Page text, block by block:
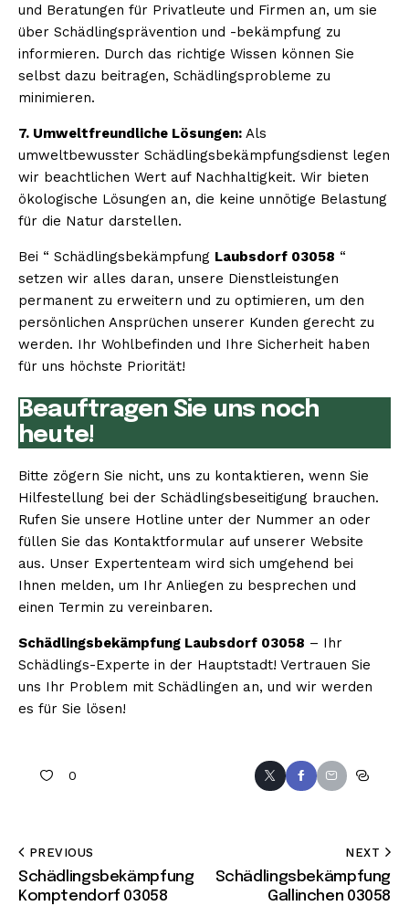
und Beratungen für Privatleute und Firmen an, um sie
über Schädlingsprävention und -bekämpfung zu
informieren. Durch das richtige Wissen können Sie
selbst dazu beitragen, Schädlingsprobleme zu
minimieren.
7. Umweltfreundliche Lösungen: Als
umweltbewusster Schädlingsbekämpfungsdienst legen
wir beachtlichen Wert auf Nachhaltigkeit. Wir bieten
ökologische Lösungen an, die keine unnötige Belastung
für die Natur darstellen.
Bei “ Schädlingsbekämpfung Laubsdorf 03058 “
setzen wir alles daran, unsere Dienstleistungen
permanent zu erweitern und zu optimieren, um den
persönlichen Ansprüchen unserer Kunden gerecht zu
werden. Ihr Wohlbefinden und Ihre Sicherheit haben
für uns höchste Priorität!
Beauftragen Sie uns noch
heute!
Bitte zögern Sie nicht, uns zu kontaktieren, wenn Sie
Hilfestellung bei der Schädlingsbeseitigung brauchen.
Rufen Sie unsere Hotline unter der Nummer an oder
füllen Sie das Kontaktformular auf unserer Website
aus. Unser Expertenteam wird sich umgehend bei
Ihnen melden, um Ihr Anliegen zu besprechen und
einen Termin zu vereinbaren.
Schädlingsbekämpfung Laubsdorf 03058 – Ihr
Schädlings-Experte in der Hauptstadt! Vertrauen Sie
uns Ihr Problem mit Schädlingen an, und wir werden
es für Sie lösen!
0
PREVIOUS
Schädlingsbekämpfung
Komptendorf 03058
NEXT
Schädlingsbekämpfung
Gallinchen 03058